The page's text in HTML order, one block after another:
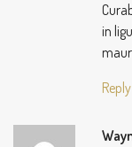
in
Reply